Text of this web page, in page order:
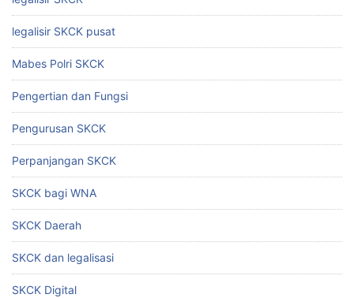
legalisir SKCK pusat
Mabes Polri SKCK
Pengertian dan Fungsi
Pengurusan SKCK
Perpanjangan SKCK
SKCK bagi WNA
SKCK Daerah
SKCK dan legalisasi
SKCK Digital